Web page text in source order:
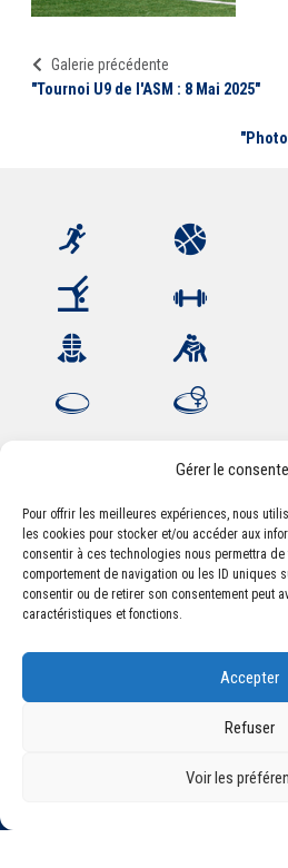
Gérer le
Pour offrir les meilleures expériences, nous
les cookies pour stocker et/ou accéder aux
consentir à ces technologies nous permettra
comportement de navigation ou les ID uniques
consentir ou de retirer son consentement peut
caractéristiques et fonctions.
Accepter
Refuser
Voir les
Galerie précédente
"Tournoi U9 de l'ASM : 8 Mai 2025"
Association Sportive
84, boulevard
CS 80221 - 63021
accueil@asm-